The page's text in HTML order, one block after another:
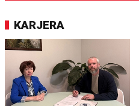
KARJERA